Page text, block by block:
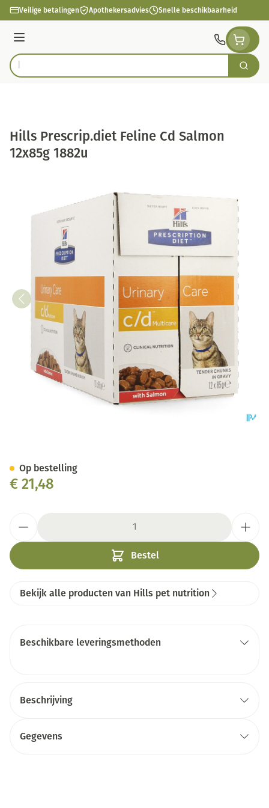
Ga naar de inhoud
Veilige betalingen Apothekersadvies Snelle beschikbaarheid
Menu
Product, merk, categorie... Zoek
Hills Prescrip.diet Feline Cd Salmon
12x85g 1882u
€ 21,48
Bestel
Op bestelling
Bekijk alle producten van Hills pet nutrition
Beschikbare leveringsmethoden
Beschrijving
Gegevens